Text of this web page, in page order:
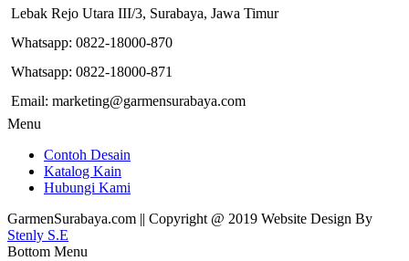
Lebak Rejo Utara III/3, Surabaya, Jawa Timur
Whatsapp: 0822-18000-870
Whatsapp: 0822-18000-871
Email: marketing@garmensurabaya.com
Menu
Contoh Desain
Katalog Kain
Hubungi Kami
GarmenSurabaya.com || Copyright @ 2019 Website Design By
Stenly S.E
Bottom Menu